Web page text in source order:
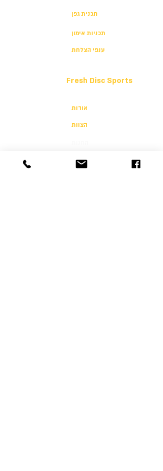
תכנית גפן
תכניות אימון
ענפי הצלחת
Fresh Disc Sports
אודות
הצוות
שותפים לפעילות